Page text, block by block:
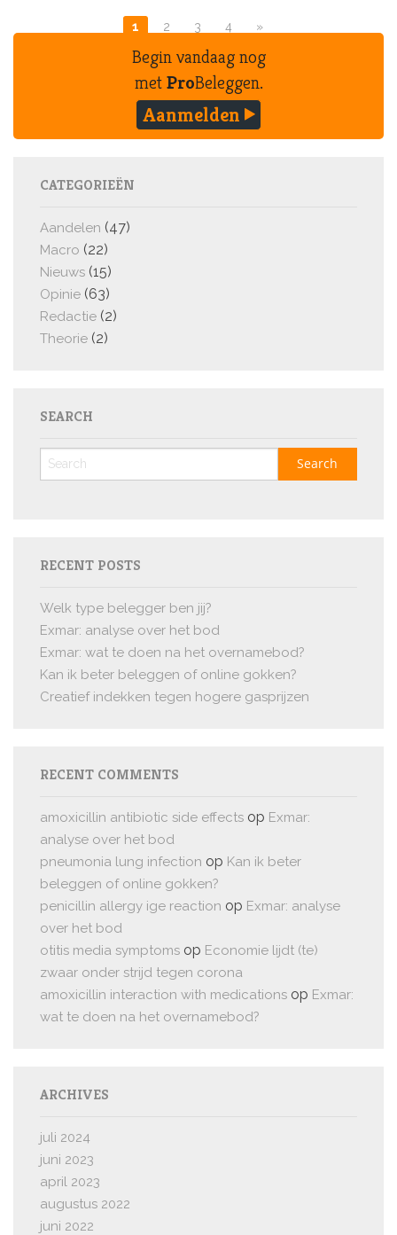
1 2 3 4 »
Begin vandaag nog
metProBeleggen.
Aanmelden
CATEGORIEËN
Aandelen (47)
Macro (22)
Nieuws (15)
Opinie (63)
Redactie (2)
Theorie (2)
SEARCH
RECENT POSTS
Welk type belegger ben jij?
Exmar: analyse over het bod
Exmar: wat te doen na het overnamebod?
Kan ik beter beleggen of online gokken?
Creatief indekken tegen hogere gasprijzen
RECENT COMMENTS
amoxicillin antibiotic side effects op Exmar:
analyse over het bod
pneumonia lung infection op Kan ik beter
beleggen of online gokken?
penicillin allergy ige reaction op Exmar: analyse
over het bod
otitis media symptoms op Economie lijdt (te)
zwaar onder strijd tegen corona
amoxicillin interaction with medications op Exmar:
wat te doen na het overnamebod?
ARCHIVES
juli 2024
juni 2023
april 2023
augustus 2022
juni 2022